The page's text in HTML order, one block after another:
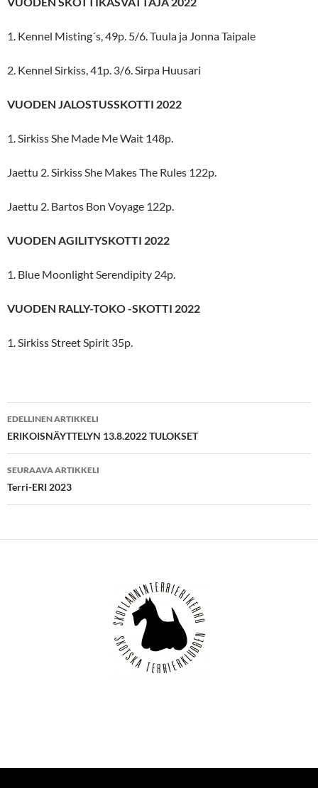
1. Kennel Misting´s, 49p. 5/6. Tuula ja Jonna Taipale
2. Kennel Sirkiss, 41p. 3/6. Sirpa Huusari
VUODEN JALOSTUSSKOTTI 2022
1. Sirkiss She Made Me Wait 148p.
Jaettu 2. Sirkiss She Makes The Rules 122p.
Jaettu 2. Bartos Bon Voyage 122p.
VUODEN AGILITYSKOTTI 2022
1. Blue Moonlight Serendipity 24p.
VUODEN RALLY-TOKO -SKOTTI 2022
1. Sirkiss Street Spirit 35p.
Artikkelien
selaus
EDELLINEN ARTIKKELI
ERIKOISNÄYTTELYN 13.8.2022 TULOKSET
SEURAAVA ARTIKKELI
Terri-ERI 2023